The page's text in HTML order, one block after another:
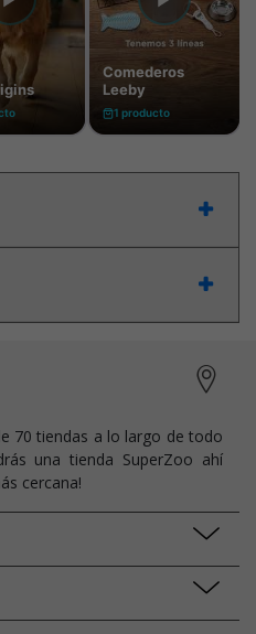
70 tiendas a lo largo de todo
una tienda SuperZoo ahí
cercana!